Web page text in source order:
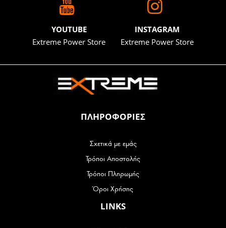
YOUTUBE
Extreme Power Store
INSTAGRAM
Extreme Power Store
ΠΛΗΡΟΦΟΡΙΕΣ
Σχετικά με εμάς
Τρόποι Αποστολής
Τρόποι Πληρωμής
Όροι Χρήσης
LINKS